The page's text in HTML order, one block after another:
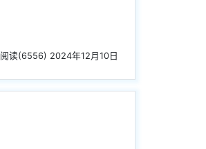
阅读(6556) 2024年12月10日